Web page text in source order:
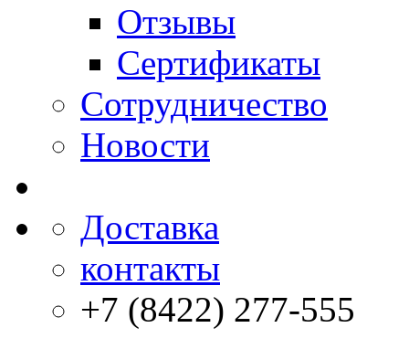
Отзывы
Сертификаты
Сотрудничество
Новости
Доставка
контакты
+7 (8422) 277-555